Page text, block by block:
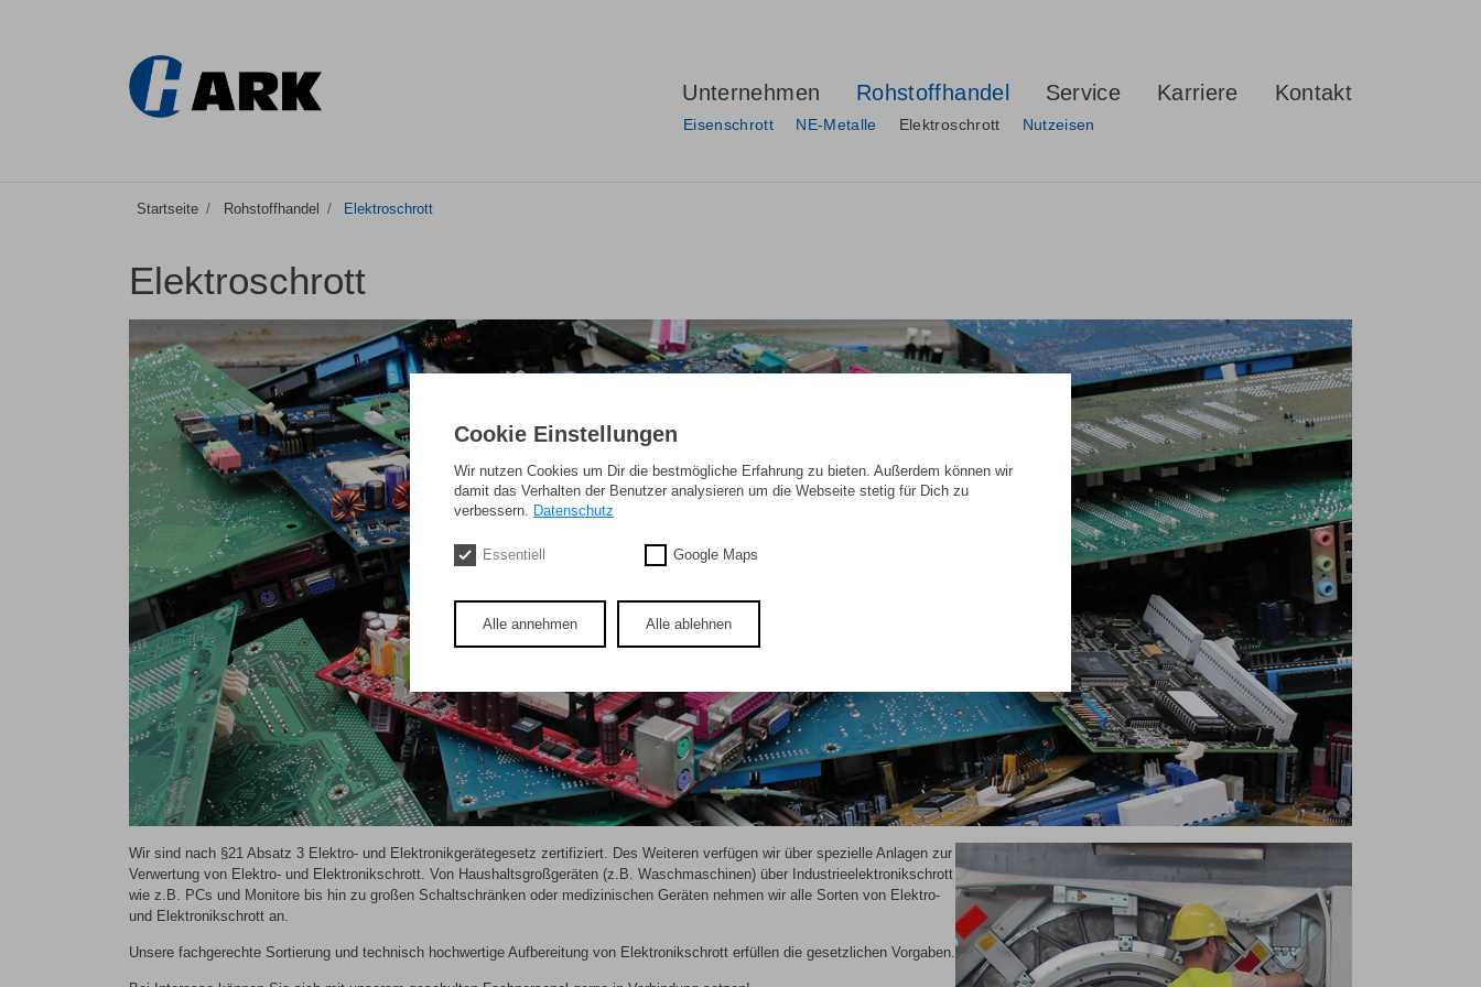
Unternehmen Rohstoffhandel
Eisenschrott NE-Metalle Elektroschrott Nutzeisen
Service Karriere Kontakt
Startseite Rohstoffhandel Elektroschrott
Elektroschrott
Wir sind nach §21 Absatz 3 Elektro- und Elektronikgerätegesetz zertifiziert. Des Weiteren verfügen wir über spezielle Anlagen zur
Verwertung von Elektro- und Elektronikschrott. Von Haushaltsgroßgeräten (z.B. Waschmaschinen) über Industrieelektronikschrott
wie z.B. PCs und Monitore bis hin zu großen Schaltschränken oder medizinischen Geräten nehmen wir alle Sorten von Elektro-
und Elektronikschrott an.
Unsere fachgerechte Sortierung und technisch hochwertige Aufbereitung von Elektronikschrott erfüllen die gesetzlichen Vorgaben.
Cookie Einstellungen
Wir nutzen Cookies um Dir die bestmögliche Erfahrung zu bieten. Außerdem können wir
damit das Verhalten der Benutzer analysieren um die Webseite stetig für Dich zu
verbessern. Datenschutz
Essentiell Google Maps
Alle annehmen Alle ablehnen